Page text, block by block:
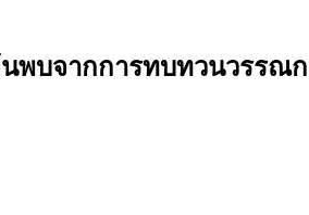
พบจากการทบทวนวรรณ